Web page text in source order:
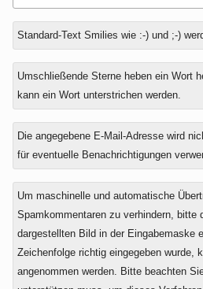
Antwort
zu
Standard-Text Smilies wie :-) und ;-)
Umschließende Sterne heben ein Wort
kann ein Wort unterstrichen werden.
Die angegebene E-Mail-Adresse wird
für eventuelle Benachrichtigungen
Um maschinelle und automatische
Spamkommentaren zu verhindern, bitte
dargestellten Bild in der Eingabemaske
Zeichenfolge richtig eingegeben wurde,
angenommen werden. Bitte beachten